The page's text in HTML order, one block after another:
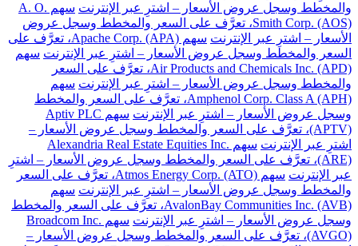
والمخطط وسجل عروض الأسعار – اشترِ عبر الإنترنت
سهم A. O.
Smith Corp. (AOS)، تعرَّف على السعر والمخطط وسجل عروض
الأسعار – اشترِ عبر الإنترنت
سهم Apache Corp. (APA)، تعرَّف على
السعر والمخطط وسجل عروض الأسعار – اشترِ عبر الإنترنت سهم
Air Products and Chemicals Inc. (APD)، تعرَّف على السعر
والمخطط وسجل عروض الأسعار – اشترِ عبر الإنترنت سهم
Amphenol Corp. Class A (APH)، تعرَّف على السعر والمخطط
وسجل عروض الأسعار – اشترِ عبر الإنترنت
سهم Aptiv PLC
(APTV)، تعرَّف على السعر والمخطط وسجل عروض الأسعار –
اشترِ عبر الإنترنت
سهم Alexandria Real Estate Equities Inc.
(ARE)، تعرَّف على السعر والمخطط وسجل عروض الأسعار – اشترِ
عبر الإنترنت
سهم Atmos Energy Corp. (ATO)، تعرَّف على السعر
والمخطط وسجل عروض الأسعار – اشترِ عبر الإنترنت سهم
AvalonBay Communities Inc. (AVB)، تعرَّف على السعر والمخطط
وسجل عروض الأسعار – اشترِ عبر الإنترنت
سهم Broadcom Inc.
(AVGO)، تعرَّف على السعر والمخطط وسجل عروض الأسعار –